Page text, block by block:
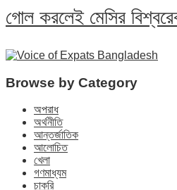
গোল করলেই মেসির
Browse by Category
অপরাধ
অর্থনীতি
আন্তর্জাতিক
আলোচিত
খেলা
গণমাধ্যম
চাকরি